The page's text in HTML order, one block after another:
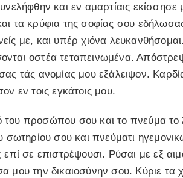
και εν αμαρτίαις
τα κρύφια της σοφίας σου
με, και υπέρ χιόνα λευκανθήσομαι.
οστέα τεταπεινωμένα.
τάς ανομίας μου εξάλειψον.
εν τοις εγκάτοις μου.
προσώπου σου και το πνεύμα το
σωτηρίου σου και πνεύματι
επί σε επιστρέψουσι. Ρύσαι με εξ
μου την δικαιοσύνην σου. Κύριε τα